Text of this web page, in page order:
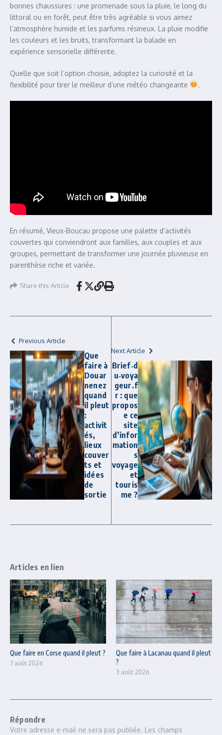
bonnes chaussures : une promenade sous la pluie, le long du
littoral ou en forêt, peut être très agréable si vous aimez
l’atmosphère humide et les parfums résineux. La pluie modifie
les couleurs et les bruits, transformant la balade en
expérience sensorielle différente.
Quelle que soit l’option choisie, adoptez la curiosité et la
flexibilité pour tirer le meilleur d’une météo changeante
.
En résumé, Vieux-Boucau propose une palette d’activités
couvertes qui conviendront aux familles, aux couples et aux
groupes, permettant de transformer une journée pluvieuse en
parenthèse riche et variée.
Share this Article
Previous Article
Que
faire à
Douar
nenez
quand
il pleut
:
activit
és,
lieux
couver
ts et
idées
de
sortie
Next Article
Brief‑d
u‑voya
geur.f
r : que
propos
e ce
site
d’infor
mation
s
voyage
et
touris
me ?
Articles en lien
Que faire en Corse quand il pleut ?
7 août 2026
Que faire à Lacanau quand il pleut
?
3 août 2026
Répondre
Votre adresse e-mail ne sera pas publiée. Les champs